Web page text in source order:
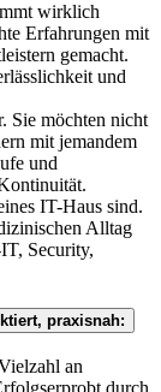
wirklich
Erfahrungen mit
gemacht.
und
Sie möchten nicht
mit jemandem
und
IT-Haus sind.
Alltag
Security,
praxisnah:
an
durch